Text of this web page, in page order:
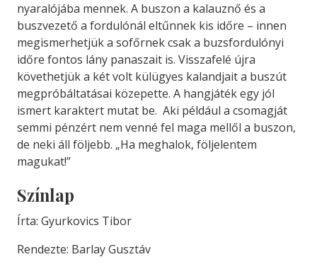
nyaralójába mennek. A buszon a kalauznő és a
buszvezető a fordulónál eltűnnek kis időre – innen
megismerhetjük a sofőrnek csak a buzsfordulónyi
időre fontos lány panaszait is. Visszafelé újra
követhetjük a két volt külügyes kalandjait a buszút
megpróbáltatásai közepette. A hangjáték egy jól
ismert karaktert mutat be. Aki például a csomagját
semmi pénzért nem venné fel maga mellől a buszon,
de neki áll följebb. „Ha meghalok, följelentem
magukat!”
Színlap
Írta: Gyurkovics Tibor
Rendezte: Barlay Gusztáv